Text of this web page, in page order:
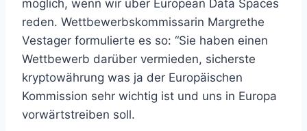
möglich, wenn wir über European Data Spaces
reden. Wettbewerbskommissarin Margrethe
Vestager formulierte es so: “Sie haben einen
Wettbewerb darüber vermieden, sicherste
kryptowährung was ja der Europäischen
Kommission sehr wichtig ist und uns in Europa
vorwärtstreiben soll.